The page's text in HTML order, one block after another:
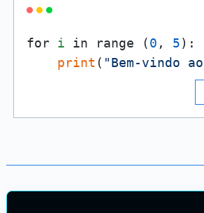
for i in range (0 , 5):
print ( "Bem-vindo